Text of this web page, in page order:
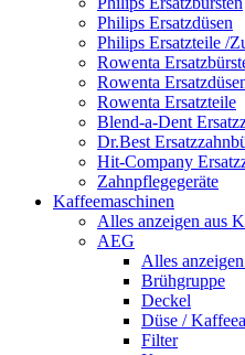
Philips Ersatzdüsen
Philips Ersatzteile /
Rowenta
Rowenta
Rowenta Ersatzteile
Blend-a-Dent
Dr.Best
Hit-Company
Zahnpflegegeräte
Kaffeemaschinen
Alles anzeigen aus
AEG
Alles
Brühgruppe
Deckel
Düse /
Filter